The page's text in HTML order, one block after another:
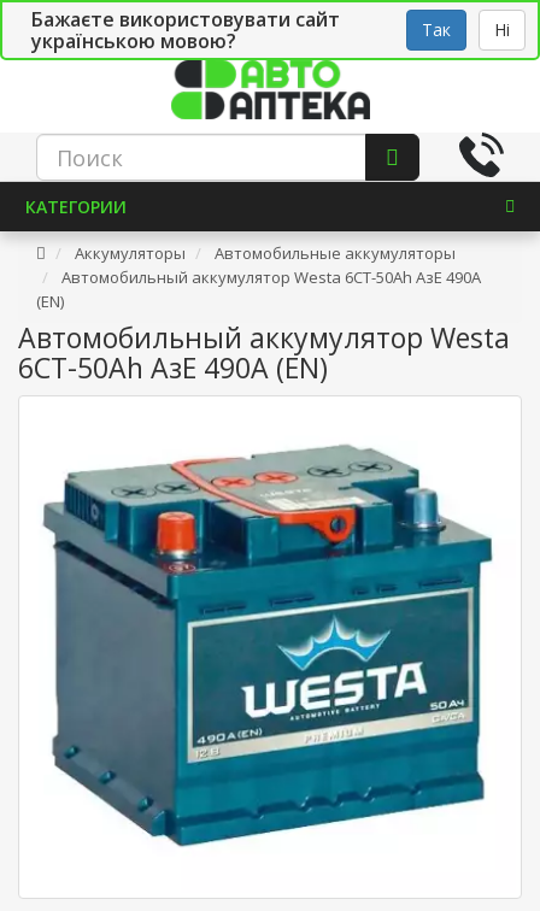
Бажаєте використовувати сайт
українською мовою?
Так Ні
СТО Укр
КАТЕГОРИИ
Аккумуляторы
Автомобильные аккумуляторы
Автомобильный аккумулятор Westa 6СТ-50Ah АзE 490A
(EN)
Автомобильный аккумулятор Westa
6СТ-50Ah АзE 490A (EN)